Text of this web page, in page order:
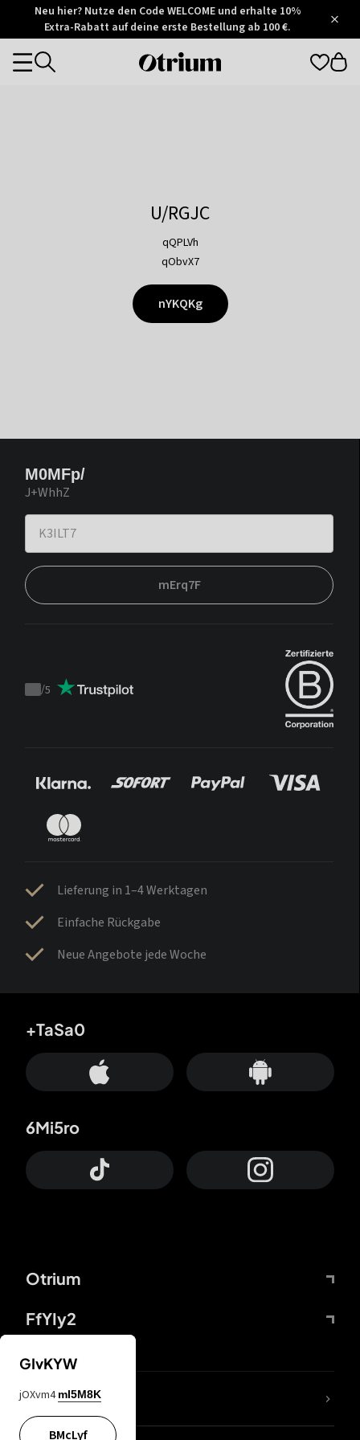
Otrium
Trustpilot
Neu hier? Nutze den Code WELCOME und erhalte 10%
Extra-Rabatt auf deine erste Bestellung ab 100 €.
Otrium
Categories
U/RGJC
qQPLVh
qObvX7
nYKQKg
M0MFp/
J+WhhZ
mErq7F
Trustpilot
/5
Lieferung in 1–4 Werktagen
Einfache Rückgabe
Neue Angebote jede Woche
Otrium
FfYIy2
+TaSa0
6Mi5ro
DDcvSo
GIvKYW
jOXvm4 mI5M8K
BMcLyf